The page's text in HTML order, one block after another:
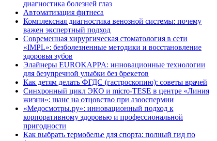
диагностика болезней глаз
Автоматизация фитнеса
Комплексная диагностика венозной системы: почему
важен экспертный подход
Современная хирургическая стоматология в сети
«IMPL»: безболезненные методики и восстановление
здоровья зубов
Элайнеры EUROKAPPA: инновационные технологии
для безупречной улыбки без брекетов
Как детям делать ФГДС (гастроскопию): советы врачей
Синхронный цикл ЭКО и micro-TESE в центре «Линия
жизни»: шанс на отцовство при азооспермии
«Медосмотры.ру»: инновационный подход к
корпоративному здоровью и профессиональной
пригодности
Как выбрать термобелье для спорта: полный гид по